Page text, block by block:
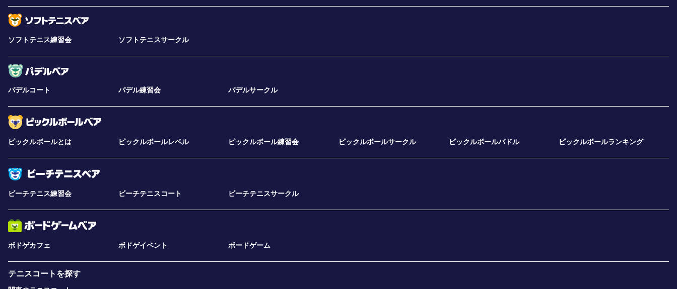
ソフトテニス練習会 ソフトテニスサークル
パデルコート パデル練習会 パデルサークル
ピックルボールとは ピックルボールレベル ピックルボール練習会 ピックルボールサークル ピックルボールパドル ピックルボールランキング
ビーチテニス練習会 ビーチテニスコート ビーチテニスサークル
ボドゲカフェ ボドゲイベント ボードゲーム
テニスコートを探す